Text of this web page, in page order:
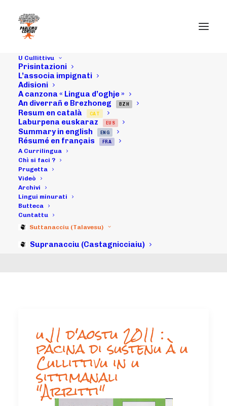
U Cullittivu
Prisintazioni
L’associa impignati
Adisioni
A canzona « Lingua d’oghje »
An diverrañ e Brezhoneg
BZH
Resum en català CAT
Laburpena euskaraz EUS
Summary in english ENG
Résumé en français FRA
A Currilingua
Chì si faci ?
Prugetta
Videò
Archivi
Lingui minurati
Butteca
Cuntattu
Suttanacciu (Talavesu)
Supranacciu (Castagnicciaiu)
Day: August 17,
u 11 d'aostu 2011 :
pàcina di sustenu à u
Cullittivu in u
sittimanali
"Arritti"